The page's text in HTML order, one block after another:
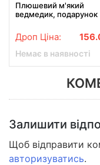
Плюшевий м'який
ведмедик, подарунок
Дроп Ціна:
Немає в наявності
Залишити
Щоб відправити
авторизуватись.